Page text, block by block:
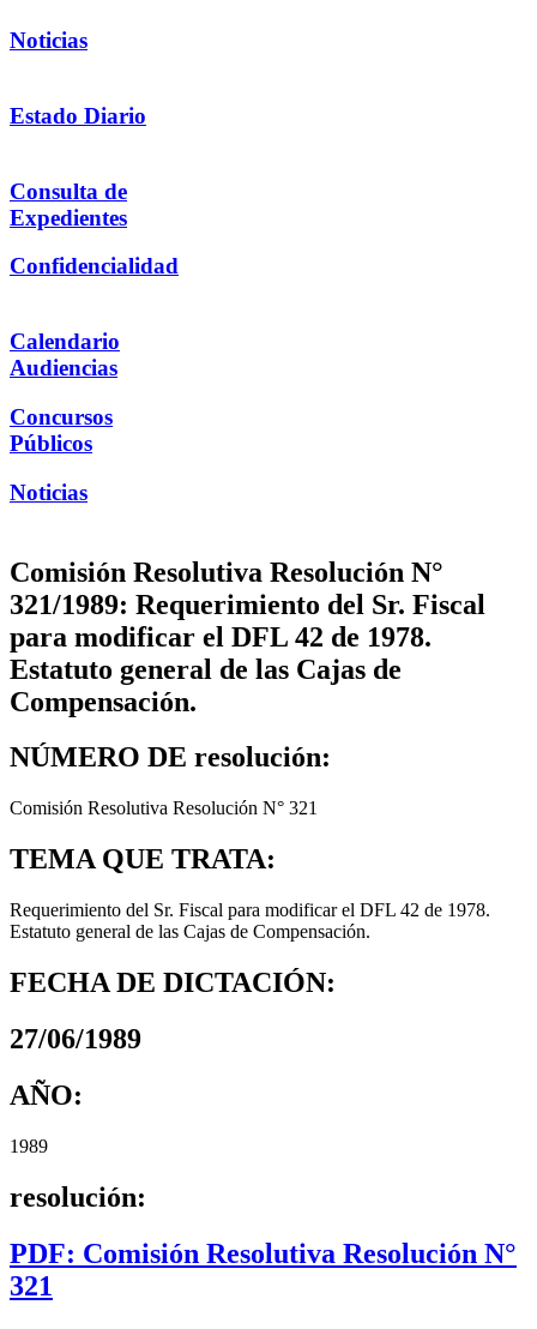
Noticias
Estado Diario
Consulta de
Expedientes
Confidencialidad
Calendario
Audiencias
Concursos
Públicos
Noticias
Comisión Resolutiva Resolución N°
321/1989: Requerimiento del Sr. Fiscal
para modificar el DFL 42 de 1978.
Estatuto general de las Cajas de
Compensación.
NÚMERO DE resolución:
Comisión Resolutiva Resolución N° 321
TEMA QUE TRATA:
Requerimiento del Sr. Fiscal para modificar el DFL 42 de 1978.
Estatuto general de las Cajas de Compensación.
FECHA DE DICTACIÓN:
27/06/1989
AÑO:
1989
resolución:
PDF: Comisión Resolutiva Resolución N°
321